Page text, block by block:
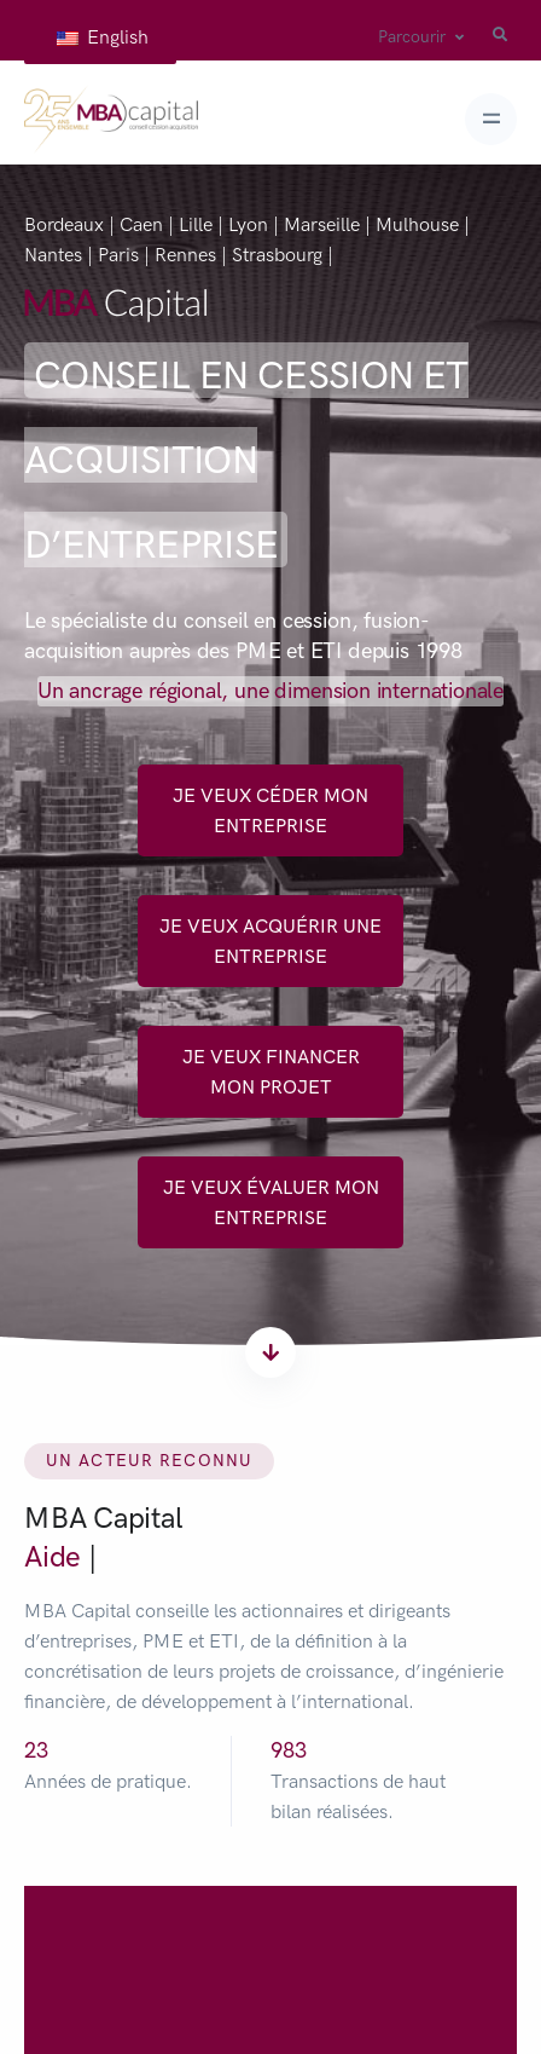
English Parcourir
Bordeaux | Caen | Lille | Lyon | Marseille | Mulhouse |
Nantes | Paris | Rennes | Strasbourg |
CONSEIL EN CESSION ET
ACQUISITION
D’ENTREPRISE
Le spécialiste du conseil en cession, fusion-
acquisition auprès des PME et ETI depuis 1998
Un ancrage régional, une dimension internationale
JE VEUX CÉDER MON
ENTREPRISE
JE VEUX ACQUÉRIR UNE
ENTREPRISE
JE VEUX FINANCER
MON PROJET
JE VEUX ÉVALUER MON
ENTREPRISE
UN ACTEUR RECONNU
MBA Capital
Aide à lever
MBA Capital conseille les actionnaires et dirigeants
d’entreprises, PME et ETI, de la définition à la
concrétisation de leurs projets de croissance, d’ingénierie
financière, de développement à l’international.
26
Années de pratique.
997
Transactions de haut
bilan réalisées.